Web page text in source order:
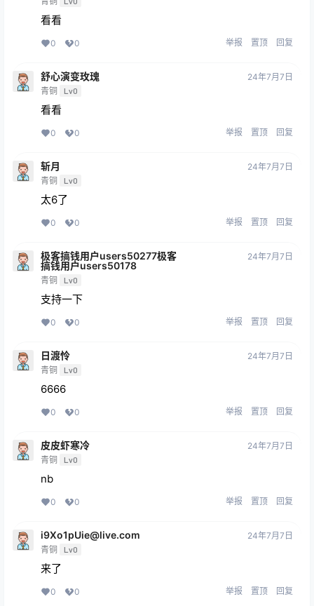
看看
0 0 举报 置顶 回复
舒心演变玫瑰
青铜 Lv0
24年7月7日
看看
0 0 举报 置顶 回复
斩月
青铜 Lv0
24年7月7日
太6了
0 0 举报 置顶 回复
极客搞钱用户users50277极客
搞钱用户users50178
青铜 Lv0
24年7月7日
支持一下
0 0 举报 置顶 回复
日渡怜
青铜 Lv0
24年7月7日
6666
0 0 举报 置顶 回复
皮皮虾寒冷
青铜 Lv0
24年7月7日
nb
0 0 举报 置顶 回复
i9Xo1pUie@live.com
青铜 Lv0
24年7月7日
来了
0 0 举报 置顶 回复